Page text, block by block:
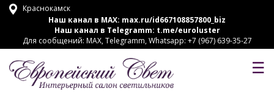
Краснокамск
Наш канал в MAX: max.ru/id667108857800_biz
Наш канал в Telegramm: t.me/euroluster
Для сообщений: MAX, Telegramm, Whatsapp: +7 (967) 639-35-27
☰